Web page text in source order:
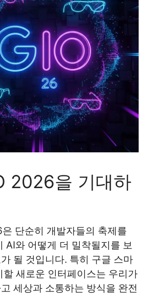
2026을 기대하
단순히 개발자들의 축제를
AI와 어떻게 더 밀착될지를 보
될 것입니다. 특히 구글 스마
할 새로운 인터페이스는 우리가
세상과 소통하는 방식을 완전